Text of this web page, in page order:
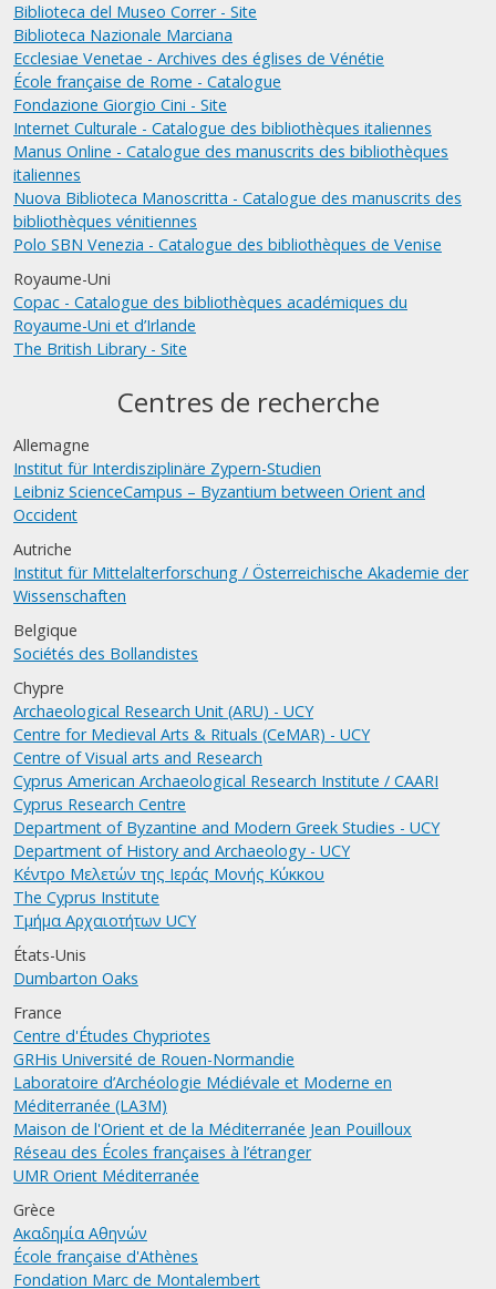
Biblioteca del Museo Correr - Site
Biblioteca Nazionale Marciana
Ecclesiae Venetae - Archives des églises de Vénétie
École française de Rome - Catalogue
Fondazione Giorgio Cini - Site
Internet Culturale - Catalogue des bibliothèques italiennes
Manus Online - Catalogue des manuscrits des bibliothèques
italiennes
Nuova Biblioteca Manoscritta - Catalogue des manuscrits des
bibliothèques vénitiennes
Polo SBN Venezia - Catalogue des bibliothèques de Venise
Royaume-Uni
Copac - Catalogue des bibliothèques académiques du
Royaume-Uni et d’Irlande
The British Library - Site
Centres de recherche
Allemagne
Institut für Interdisziplinäre Zypern-Studien
Leibniz ScienceCampus – Byzantium between Orient and
Occident
Autriche
Institut für Mittelalterforschung / Österreichische Akademie der
Wissenschaften
Belgique
Sociétés des Bollandistes
Chypre
Archaeological Research Unit (ARU) - UCY
Centre for Medieval Arts & Rituals (CeMAR) - UCY
Centre of Visual arts and Research
Cyprus American Archaeological Research Institute / CAARI
Cyprus Research Centre
Department of Byzantine and Modern Greek Studies - UCY
Department of History and Archaeology - UCY
Kέντρο Mελετών της Iεράς Mονής Kύκκου
The Cyprus Institute
Τμήμα Αρχαιοτήτων UCY
États-Unis
Dumbarton Oaks
France
Centre d'Études Chypriotes
GRHis Université de Rouen-Normandie
Laboratoire d’Archéologie Médiévale et Moderne en
Méditerranée (LA3M)
Maison de l'Orient et de la Méditerranée Jean Pouilloux
Réseau des Écoles françaises à l’étranger
UMR Orient Méditerranée
Grèce
Aκαδημία Aθηνών
École française d'Athènes
Fondation Marc de Montalembert